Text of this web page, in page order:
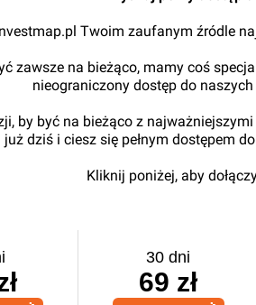
Twoim zaufanym źródle
zawsze na bieżąco, mamy coś
nieograniczony dostęp do
by być na bieżąco z
dziś i ciesz się pełnym dostępem
Kliknij poniżej, aby
30 dni
69 zł